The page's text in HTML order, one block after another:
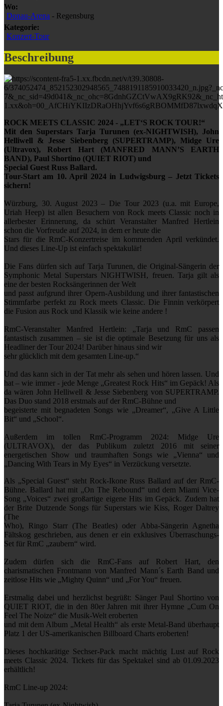
Wo:
Donau-Arena - Regensburg
Kategorie:
Konzert-Tour
Beschreibung
ROCK MEETS CLASSIC 2024 - „LET‘S ROCK TOUR!“
Mit den Superstars Tarja Turunen (ex-NIGHTWISH), John
Helliwell & Jesse Siebenberg (SUPERTRAMP), Midge Ure
(Ultravox), Robert Hart (MANFRED MANN’S EARTH
BAND), Paul Shortino (QUIET RIOT) und
Special Guest Russ Ballard.
Tour-Start am 10. April 2024 in Ludwigsburg – Jetzt Tickets
sichern!
Würzburg, 30. August 2023 – Die Tour 2023 (u.a. mit Europe,
Uriah Heep) ist allen Besuchern von Rock meets Classic noch in
allerbester Erinnerung, da schürt Veranstalter Manfred Hertlein
schon die Vorfreude auf 2024, in dem er heute die
Stars für die RmC-Konzertreise im kommenden April verkündet.
Und dieses Line-Up ist einfach spektakulär!
Die Fans dürfen sich auf Tarja Turunen, die Original-Sängerin der
Symphonic Metal Superstars NIGHTWISH, freuen. Tarja gilt als
eine der besten Rocksängerinnen der Welt
und passt aufgrund ihrer Opern-Ausbildung und ihrer fantastischen
Stimmfarbe perfekt zu Rock meets Classic. Die Finnin verkörpert
die Fusion aus Rock und Klassik wie keine andere !
RmC-Veranstalter Manfred Hertlein: „Tarja und RmC passen
fantastisch zusammen – sie ist die optimale Besetzung für uns als
Headliner der Tour 2024! Darüber hinaus sind wir
sehr glücklich mit dem gesamten Line-up.“
Und das kann sich in der Tat mehr als sehen und hören lassen. Und
hat – wie immer - jede Menge „Greatest Rock Hits“ im Gepäck! Als
da wären John Helliwell & Jesse Siebenberg von SUPERTRAMP.
Das Duo stand 2018 erstmals auf der RmC-Bühne und
begeisterte mit begnadeten Songs wie „Dreamer“, „Give A Little
Bit“ und „School“.
Außerdem im tollen RmC-Programm 2024: Midge Ure
(ULTRAVOX), der das Publikum zuletzt 2016 mit seiner
energetischen Show und traumhaften Songs wie „Vienna“ und
„Dancing With Tears in My Eyes“ in Verzückung versetzte.
Als „Special Guest“ steht Rock-Ikone Russ Ballard auf der RmC-
Bühne. Ballard hat mit „On The Rebound“ und dem Miami Vice-
Song „Voices“ zwei großartige eigene Hits im Gepäck. Zudem hat
der Brite Dutzende Songs für Superstars wie Kiss, Roger Daltrey
(The
Who), Ringo Starr (The Beatles) oder Abba-Sängerin Agnetha
Fältskog geschrieben, aus denen er ein exklusives Überraschungs-
Set für RmC „zaubern“ wird.
Zudem dürfen sich die RmC-Fans auf Robert Hart, den
charismatischen Frontmann von Manfred Mann´s Earth Band und
zeitlose Hits wie „Mighty Quinn“ und „For You“ freuen.
Erstmalig dabei und herzlichst begrüßt: Sänger Paul Shortino von
QUIET RIOT, die in den 80er Jahren mit ihrer Hymne „Cum On
Feel The Noize“ die Musik-Welt eroberten
und mit dem Album „Metal Health“ als erste Metal-Band überhaupt
Platz 1 der US-amerikanischen Billboard Charts eroberten!
Dieses hochkarätige Sechser-Pack macht mächtig Lust auf Rock
meets Classic 2024. Tickets für das Spektakel sind ab 01.09.2023
erhältlich!
RmC Line-up 2024: